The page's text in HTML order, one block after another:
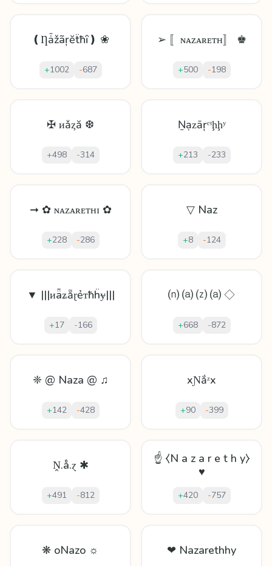
❪Ƞǡžãŗĕẗħȋ❫ ❀
+1002 -687
➢ 〚ɴᴀᴢᴀʀᴇᴛʜ〛 ♚
+500 -198
✠ ᴎǎȥă ❆
+498 -314
Ṉạᴢāŗᵉᵗḩḩʸ
+213 -233
➞ ✿ ɴᴀᴢᴀʀᴇᴛʜɪ ✿
+228 -286
▽ Naz
+8 -124
▼ |||ᴎǟʑẵɽẻᴛħḧɏ|||
+17 -166
⒩ ⒜ ⒵ ⒜ ◇
+668 -872
❈ @ Naza @ ♫
+142 -428
xƝắᶻx
+90 -399
Ṋ.å.ɀ ✱
+491 -812
☝ ⧼N a z a r e t h y⧽
♥
+420 -757
❋ oNazo ☼ ❤ Nazarethhy